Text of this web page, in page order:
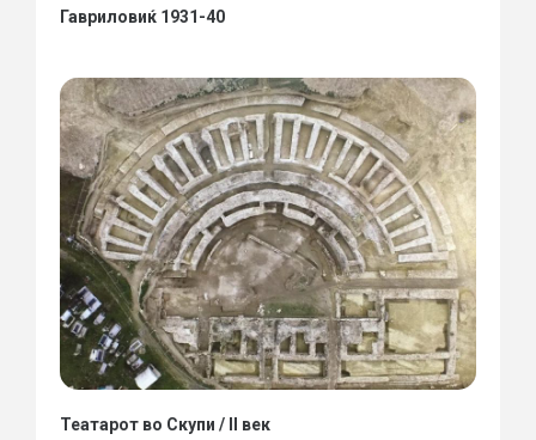
Гавриловиќ 1931-40
Театарот во Скупи / II век